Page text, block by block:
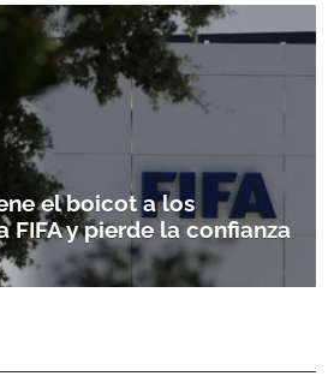
el boicot a los
FIFA y pierde la confianza